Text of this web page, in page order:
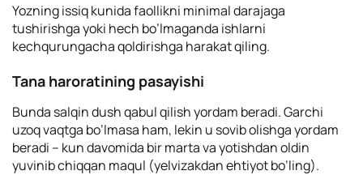
Yozning issiq kunida faollikni minimal darajaga
tushirishga yoki hech bo’lmaganda ishlarni
kechqurungacha qoldirishga harakat qiling.
Tana haroratining pasayishi
Bunda salqin dush qabul qilish yordam beradi. Garchi
uzoq vaqtga bo’lmasa ham, lekin u sovib olishga yordam
beradi – kun davomida bir marta va yotishdan oldin
yuvinib chiqqan maqul (yelvizakdan ehtiyot bo’ling).